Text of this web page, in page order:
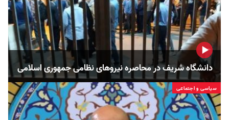
دانشگاه شریف در محاصره نیروهای نظامی جمهوری اسلامی
سیاسی و اجتماعی